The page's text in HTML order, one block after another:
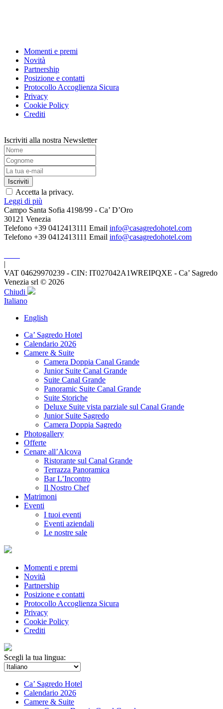
Momenti e premi
Novità
Partnership
Posizione e contatti
Protocollo Accoglienza Sicura
Privacy
Cookie Policy
Crediti
Iscriviti alla nostra Newsletter
Accetta la privacy.
Leggi di più
Campo Santa Sofia 4198/99 - Ca’ D’Oro
30121 Venezia
Telefono +39 0412413111 Email info@casagredohotel.com
Telefono +39 0412413111 Email info@casagredohotel.com
|
VAT 04629970239 - CIN: IT027042A1WREIPQXE - Ca’ Sagredo
Venezia srl © 2026
Chiudi
Italiano
English
Ca’ Sagredo Hotel
Calendario 2026
Camere & Suite
Camera Doppia Canal Grande
Junior Suite Canal Grande
Suite Canal Grande
Panoramic Suite Canal Grande
Suite Storiche
Deluxe Suite vista parziale sul Canal Grande
Junior Suite Sagredo
Camera Doppia Sagredo
Photogallery
Offerte
Cenare all’Alcova
Ristorante sul Canal Grande
Terrazza Panoramica
Bar L’Incontro
Il Nostro Chef
Matrimoni
Eventi
I tuoi eventi
Eventi aziendali
Le nostre sale
Momenti e premi
Novità
Partnership
Posizione e contatti
Protocollo Accoglienza Sicura
Privacy
Cookie Policy
Crediti
Scegli la tua lingua:
Ca’ Sagredo Hotel
Calendario 2026
Camere & Suite